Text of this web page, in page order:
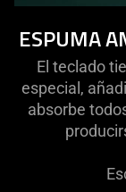
ESPUMA
El teclado
especial,
absorbe